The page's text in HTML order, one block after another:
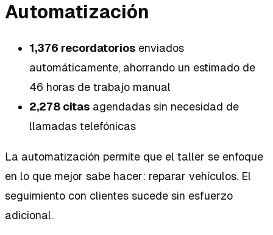
Automatización
1,376 recordatorios enviados
automáticamente, ahorrando un estimado de
46 horas de trabajo manual
2,278 citas agendadas sin necesidad de
llamadas telefónicas
La automatización permite que el taller se enfoque
en lo que mejor sabe hacer: reparar vehículos. El
seguimiento con clientes sucede sin esfuerzo
adicional.